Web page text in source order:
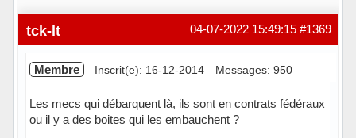
#1369
04-07-2022 15:49:15
tck-lt
Membre Inscrit(e): 16-12-2014 Messages: 950
Les mecs qui débarquent là, ils sont en contrats fédéraux
ou il y a des boites qui les embauchent ?